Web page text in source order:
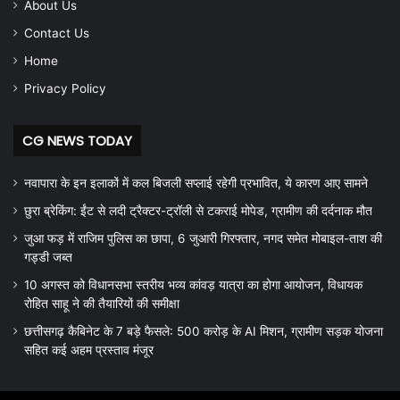
About Us
Contact Us
Home
Privacy Policy
CG NEWS TODAY
नवापारा के इन इलाकों में कल बिजली सप्लाई रहेगी प्रभावित, ये कारण आए सामने
छुरा ब्रेकिंग: ईंट से लदी ट्रैक्टर-ट्रॉली से टकराई मोपेड, ग्रामीण की दर्दनाक मौत
जुआ फड़ में राजिम पुलिस का छापा, 6 जुआरी गिरफ्तार, नगद समेत मोबाइल-ताश की
गड्डी जब्त
10 अगस्त को विधानसभा स्तरीय भव्य कांवड़ यात्रा का होगा आयोजन, विधायक
रोहित साहू ने की तैयारियों की समीक्षा
छत्तीसगढ़ कैबिनेट के 7 बड़े फैसले: 500 करोड़ के AI मिशन, ग्रामीण सड़क योजना
सहित कई अहम प्रस्ताव मंजूर